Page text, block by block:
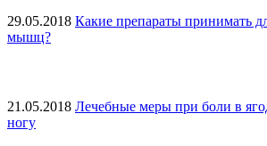
29.05.2018 Какие препараты принимать
мышц?
21.05.2018 Лечебные меры при боли в
ногу